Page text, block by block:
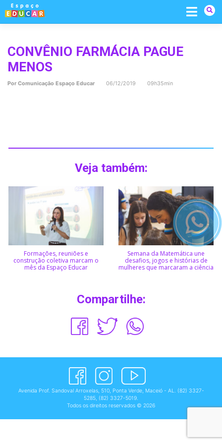
Skip
content
CONVÊNIO FARMÁCIA PAGUE
MENOS
Por Comunicação Espaço Educar 06/12/2019 09h35min
Veja também:
Formações, reuniões e
construção coletiva marcam o
mês da Espaço Educar
Semana da Matemática une
desafios, jogos e histórias de
mulheres que marcaram a ciência
Compartilhe:
Avenida Prof. Sandoval Arroxelas, 510, Ponta Verde, Maceió - AL. (82) 3327-
5285, (82) 3327-5019.
Todos os direitos reservados © 2026